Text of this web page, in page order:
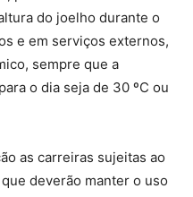
do joelho durante o
e em serviços externos,
sempre que a
o dia seja de 30 ºC ou
as carreiras sujeitas ao
deverão manter o uso